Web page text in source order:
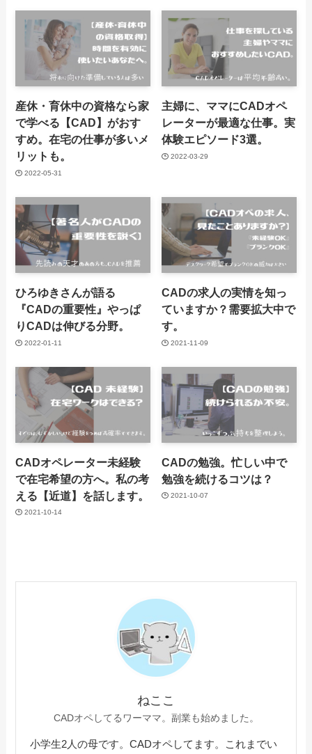
産休・育休中の資格なら家
で学べる【CAD】がおす
すめ。在宅の仕事が多いメ
リットも。
2022-05-31
主婦に、ママにCADオペ
レーターが最適な仕事。実
体験エピソード3選。
2022-03-29
ひろゆきさんが語る
『CADの重要性』やっぱ
りCADは伸びる分野。
2022-01-11
CADの求人の実情を知っ
ていますか？需要拡大中で
す。
2021-11-09
CADオペレーター未経験
で在宅希望の方へ。私の考
える【近道】を話します。
2021-10-14
CADの勉強。忙しい中で
勉強を続けるコツは？
2021-10-07
ねここ
CADオペしてるワーママ。副業も始めました。
小学生2人の母です。CADオペしてます。これまでい